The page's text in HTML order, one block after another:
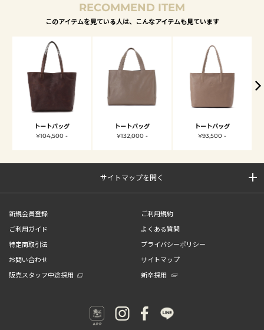
RECOMMEND ITEM
このアイテムを見ている人は、こんなアイテムも見ています
トートバッグ
¥104,500 -
トートバッグ
¥132,000 -
トートバッグ
¥93,500 -
サイトマップを開く
新規会員登録
ご利用規約
ご利用ガイド
よくある質問
特定商取引法
プライバシーポリシー
お問い合わせ
サイトマップ
販売スタッフ中途採用
新卒採用